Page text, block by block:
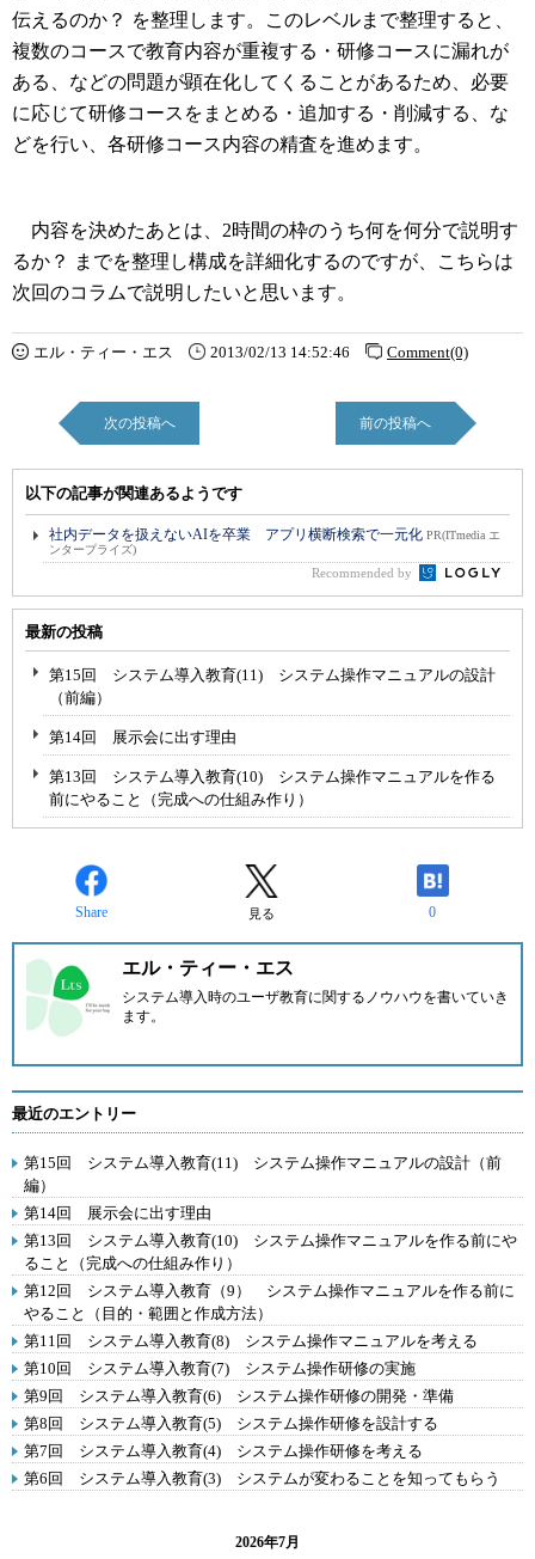
伝えるのか？ を整理します。このレベルまで整理すると、
複数のコースで教育内容が重複する・研修コースに漏れが
ある、などの問題が顕在化してくることがあるため、必要
に応じて研修コースをまとめる・追加する・削減する、な
どを行い、各研修コース内容の精査を進めます。
内容を決めたあとは、2時間の枠のうち何を何分で説明す
るか？ までを整理し構成を詳細化するのですが、こちらは
次回のコラムで説明したいと思います。
エル・ティー・エス 2013/02/13 14:52:46 Comment(0)
次の投稿へ 前の投稿へ
以下の記事が関連あるようです
社内データを扱えないAIを卒業 アプリ横断検索で一元化 PR(ITmedia エ
ンタープライズ)
Recommended by
最新の投稿
第15回 システム導入教育(11) システム操作マニュアルの設計
（前編）
第14回 展示会に出す理由
第13回 システム導入教育(10) システム操作マニュアルを作る
前にやること（完成への仕組み作り）
Share 見る 0
エル・ティー・エス
システム導入時のユーザ教育に関するノウハウを書いていき
ます。
最近のエントリー
第15回 システム導入教育(11) システム操作マニュアルの設計（前
編）
第14回 展示会に出す理由
第13回 システム導入教育(10) システム操作マニュアルを作る前にや
ること（完成への仕組み作り）
第12回 システム導入教育（9） システム操作マニュアルを作る前に
やること（目的・範囲と作成方法）
第11回 システム導入教育(8) システム操作マニュアルを考える
第10回 システム導入教育(7) システム操作研修の実施
第9回 システム導入教育(6) システム操作研修の開発・準備
第8回 システム導入教育(5) システム操作研修を設計する
第7回 システム導入教育(4) システム操作研修を考える
第6回 システム導入教育(3) システムが変わることを知ってもらう
2026年7月